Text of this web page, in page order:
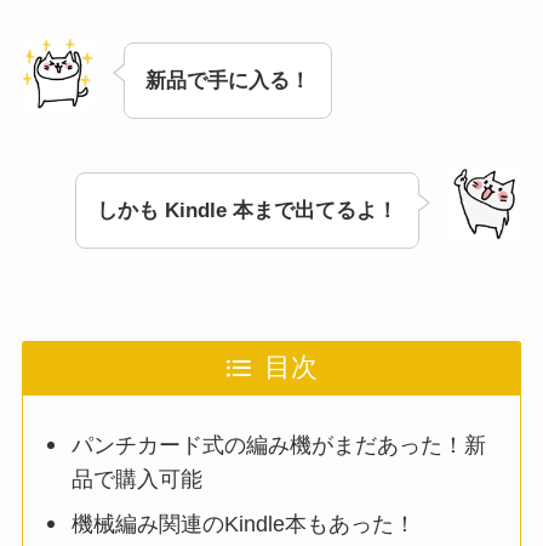
新品で手に入る！
しかも Kindle 本まで出てるよ！
目次
パンチカード式の編み機がまだあった！新
品で購入可能
機械編み関連のKindle本もあった！